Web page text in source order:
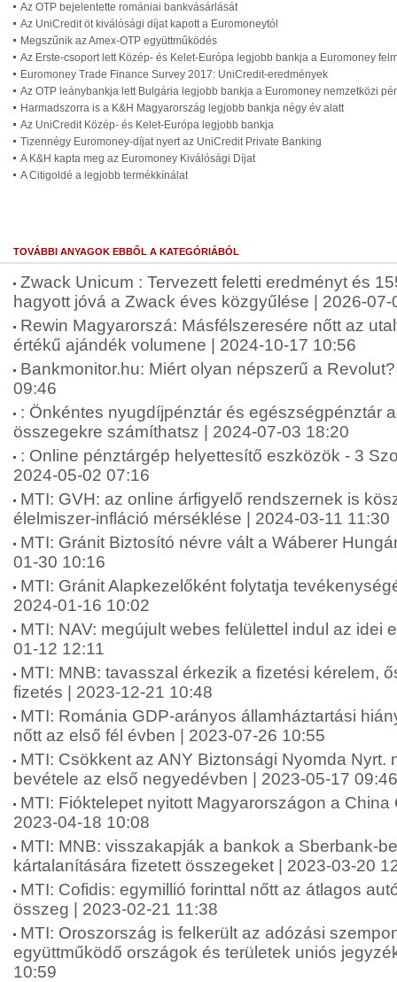
Az OTP bejelentette romániai bankvásárlását
Az UniCredit öt kiválósági díjat kapott a Euromoneytól
Megszűnik az Amex-OTP együttműködés
Az Erste-csoport lett Közép- és Kelet-Európa legjobb bankja a Euromoney
Euromoney Trade Finance Survey 2017: UniCredit-eredmények
Az OTP leánybankja lett Bulgária legjobb bankja a Euromoney nemzetközi
Harmadszorra is a K&H Magyarország legjobb bankja négy év alatt
Az UniCredit Közép- és Kelet-Európa legjobb bankja
Tizennégy Euromoney-díjat nyert az UniCredit Private Banking
A K&H kapta meg az Euromoney Kiválósági Díjat
A Citigoldé a legjobb termékkínálat
TOVÁBBI ANYAGOK EBBŐL A KATEGÓRIÁBÓL
Zwack Unicum : Tervezett feletti eredményt és
hagyott jóvá a Zwack éves közgyűlése | 2026-07-
Rewin Magyarorszá: Másfélszeresére nőtt az
értékű ajándék volumene | 2024-10-17 10:56
Bankmonitor.hu: Miért olyan népszerű a
09:46
: Önkéntes nyugdíjpénztár és egészségpénztár
összegekre számíthatsz | 2024-07-03 18:20
: Online pénztárgép helyettesítő eszközök - 3
2024-05-02 07:16
MTI: GVH: az online árfigyelő rendszernek is
élelmiszer-infláció mérséklése | 2024-03-11 11:30
MTI: Gránit Biztosító névre vált a Wáberer
01-30 10:16
MTI: Gránit Alapkezelőként folytatja
2024-01-16 10:02
MTI: NAV: megújult webes felülettel indul az idei
01-12 12:11
MTI: MNB: tavasszal érkezik a fizetési kérelem,
fizetés | 2023-12-21 10:48
MTI: Románia GDP-arányos államháztartási
nőtt az első fél évben | 2023-07-26 10:55
MTI: Csökkent az ANY Biztonsági Nyomda Nyrt.
bevétele az első negyedévben | 2023-05-17 09:46
MTI: Fióktelepet nyitott Magyarországon a China
2023-04-18 10:08
MTI: MNB: visszakapják a bankok a Sberbank-
kártalanítására fizetett összegeket | 2023-03-20
MTI: Cofidis: egymillió forinttal nőtt az átlagos
összeg | 2023-02-21 11:38
MTI: Oroszország is felkerült az adózási
együttműködő országok és területek uniós
10:59